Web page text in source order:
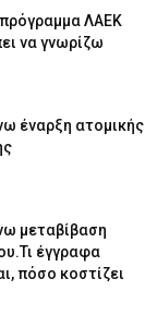
πρόγραμμα ΛΑΕΚ
να γνωρίζω
έναρξη ατομικής
μεταβίβαση
έγγραφα
πόσο κοστίζει